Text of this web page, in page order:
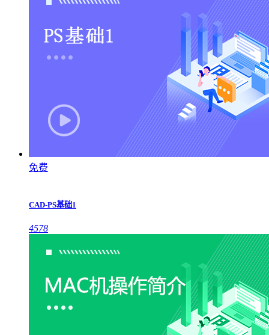
免费
CAD-PS基础1
4578